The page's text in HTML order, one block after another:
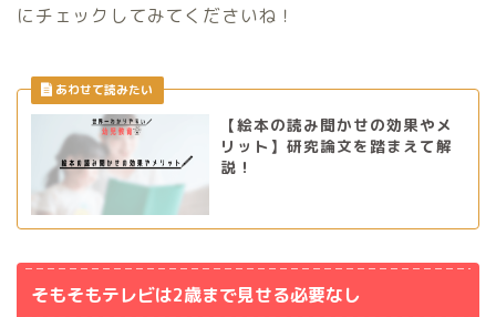
にチェックしてみてくださいね！
【絵本の読み聞かせの効果やメ
リット】研究論文を踏まえて解
説！
そもそもテレビは2歳まで見せる必要なし